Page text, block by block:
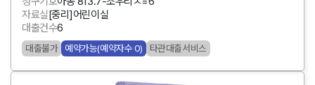
자료실 [중리]어린이실
대출건수6
대출불가 예약가능(예약자수 0) 타관대출서비스